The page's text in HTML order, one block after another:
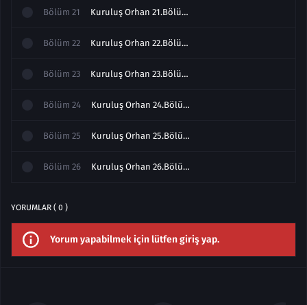
Bölüm 21 Kuruluş Orhan 21.Bölüm izle Full
Bölüm 22 Kuruluş Orhan 22.Bölüm izle Full
Bölüm 23 Kuruluş Orhan 23.Bölüm izle Full
Bölüm 24 Kuruluş Orhan 24.Bölüm izle Full
Bölüm 25 Kuruluş Orhan 25.Bölüm izle Full
Bölüm 26 Kuruluş Orhan 26.Bölüm Final izle Full
YORUMLAR ( 0 )
Yorum yapabilmek için lütfen giriş yap.